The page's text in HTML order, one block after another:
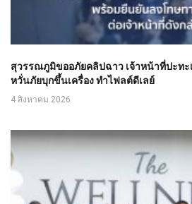
สุวรรณภูมิขออภัยคลิปฉาว เจ้าหน้าที่ปะทะ
หวั่นภัยบุกขึ้นเครื่อง ทำไฟลต์ดีเลย์
4 สิงหาคม 2026